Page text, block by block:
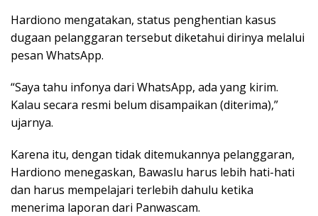
Hardiono mengatakan, status penghentian kasus
dugaan pelanggaran tersebut diketahui dirinya melalui
pesan WhatsApp.
“Saya tahu infonya dari WhatsApp, ada yang kirim.
Kalau secara resmi belum disampaikan (diterima),”
ujarnya.
Karena itu, dengan tidak ditemukannya pelanggaran,
Hardiono menegaskan, Bawaslu harus lebih hati-hati
dan harus mempelajari terlebih dahulu ketika
menerima laporan dari Panwascam.